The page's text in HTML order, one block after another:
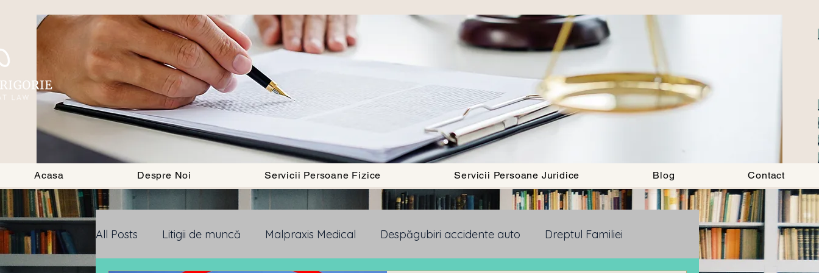
Acasa
Despre Noi Servicii Persoane Fizice Servicii Persoane Juridice Blog Contact
BLOG
All Posts Litigii de muncă Malpraxis Medical Despăgubiri accidente auto Dreptul Familiei